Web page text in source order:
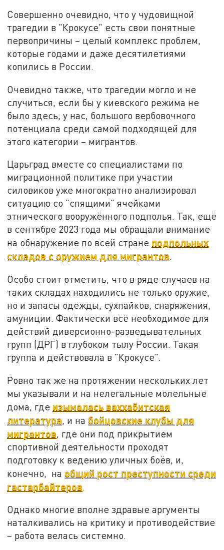
Совершенно очевидно, что у чудовищной
трагедии в "Крокусе" есть свои понятные
первопричины – целый комплекс проблем,
которые годами и даже десятилетиями
копились в России.
Очевидно также, что трагедии могло и не
случиться, если бы у киевского режима не
было здесь, у нас, большого вербовочного
потенциала среди самой подходящей для
этого категории – мигрантов.
Царьград вместе со специалистами по
миграционной политике при участии
силовиков уже многократно анализировал
ситуацию со "спящими" ячейками
этнического вооружённого подполья. Так, ещё
в сентябре 2023 года мы обращали внимание
на обнаружение по всей стране подпольных
складов с оружием для мигрантов.
Особо стоит отметить, что в ряде случаев на
таких складах находились не только оружие,
но и запасы одежды, сухпайков, снаряжения,
амуниции. Фактически всё необходимое для
действий диверсионно-разведывательных
групп (ДРГ) в глубоком тылу России. Такая
группа и действовала в "Крокусе".
Ровно так же на протяжении нескольких лет
мы указывали и на нелегальные молельные
дома, где изымалась ваххабитская
литература, и на бойцовские клубы для
мигрантов, где они под прикрытием
спортивной деятельности проходят
подготовку к ведению уличных боёв, и,
конечно, на общий рост преступности среди
гастарбайтеров.
Однако многие вполне здравые аргументы
наталкивались на критику и противодействие
– работа велась системно.